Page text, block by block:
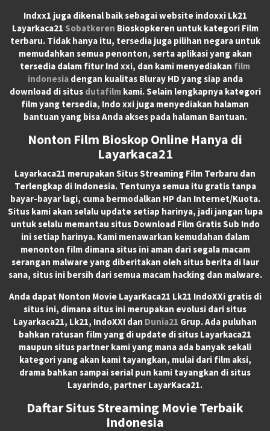
Indxx1 juga dikenal baik sebagai website indoxxi Lk21
Layarkaca21 Sobatkeren Bioskopkeren untuk kategori Film
terbaru. Tidak hanya itu, tersedia juga pilihan negara untuk
memudahkan semua penonton, serta aplikasi yang akan
tersedia dalam fitur Ind xxi, dan kami menyediakan film
indonesiadengan kualitas Bluray HD yang siap anda
download di situs dutafilmkami. Selain lengkapnya kategori
film yang tersedia, Indo xxi juga menyediakan halaman
bantuan yang bisa Anda akses pada halaman Bantuan.
Nonton Film Bioskop Online Hanya di
Layarkaca21
Layarkaca21 merupakan Situs Streaming Film Terbaru dan
Terlengkap di Indonesia. Tentunya semua itu gratis tanpa
bayar-bayar lagi, cuma bermodalkan HP dan Internet/Kuota.
Situs kami akan selalu update setiap harinya, jadi jangan lupa
untuk selalu memantau situs Download Film Gratis Sub Indo
ini setiap harinya. Kami menawarkan kemudahan dalam
menonton film dimana situs ini aman dari segala macam
serangan malware yang diberitakan oleh situs berita di laur
sana, situs ini bersih dari semua macam hacking dan malware.
Anda dapat Nonton Movie LayarKaca21 Lk21 IndoXXigratis di
situs ini, dimana situs ini merupakan evolusi dari situs
Layarkaca21, Lk21, IndoXXI dan Dunia21 Grup. Ada puluhan
bahkan ratusan film yang di update di situs Layarkaca21
maupun situs partner kami yang mana ada banyak sekali
kategori yang akan kami tayangkan, mulai dari film aksi,
drama bahkan sampai serial pun kami tayangkan di situs
Layarindo, partner LayarKaca21.
Daftar Situs Streaming Movie Terbaik
Indonesia